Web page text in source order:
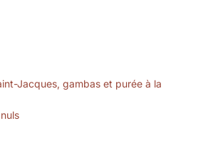
Jacques, gambas et purée à la